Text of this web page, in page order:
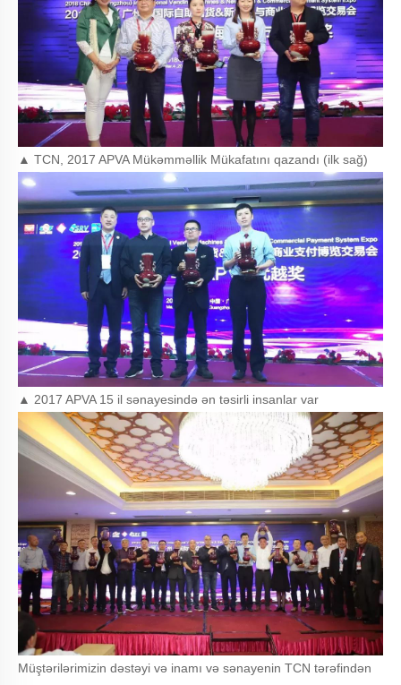
▲ TCN, 2017 APVA Mükəmməllik Mükafatını qazandı (ilk sağ)
▲ 2017 APVA 15 il sənayesində ən təsirli insanlar var
Müştərilərimizin dəstəyi və inamı və sənayenin TCN tərəfindən